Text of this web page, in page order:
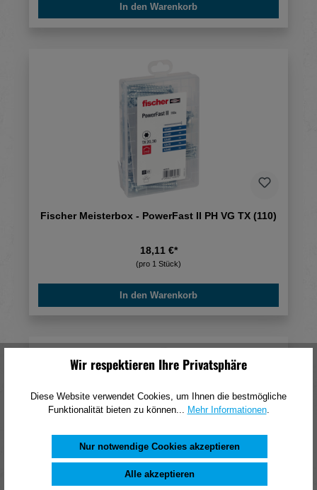
In den Warenkorb
Fischer Meisterbox - PowerFast II PH VG TX (110)
18,11 €*
(pro 1 Stück)
In den Warenkorb
Wir respektieren Ihre Privatsphäre
Diese Website verwendet Cookies, um Ihnen die bestmögliche
Funktionalität bieten zu können... Mehr Informationen.
Nur notwendige Cookies akzeptieren
Alle akzeptieren